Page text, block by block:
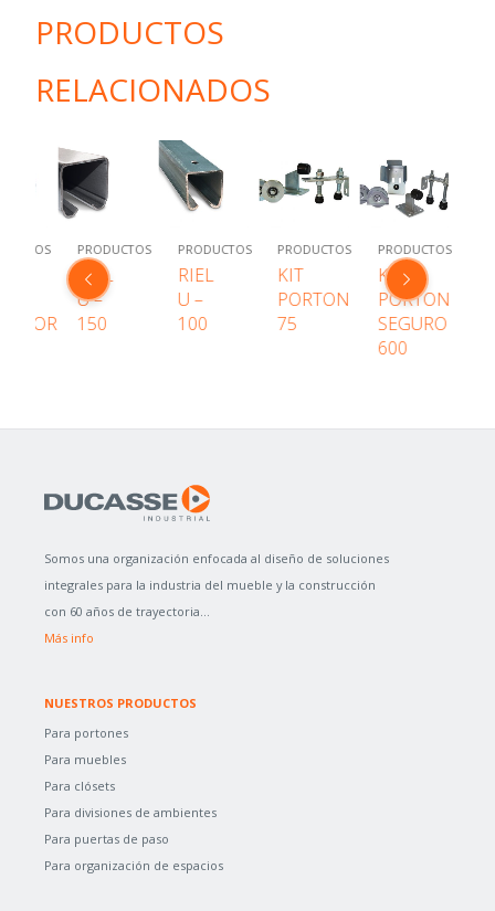
PRODUCTOS
RELACIONADOS
PRODUCTOS
RIEL
U –
100
PRODUCTOS
KIT
PORTON
75
PRODUCTOS
KIT
PORTON
SEGURO
PRODUCTOS
KIT
PORTON
85
Somos una organización enfocada al diseño de soluciones
integrales para la industria del mueble y la construcción
con 60 años de trayectoria...
Más info
NUESTROS PRODUCTOS
Para portones
Para muebles
Para clósets
Para divisiones de ambientes
Para puertas de paso
Para organización de espacios